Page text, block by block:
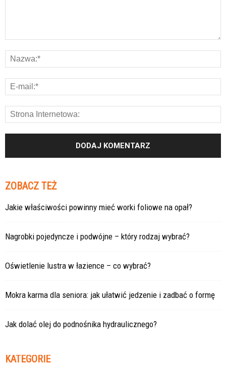
ZOBACZ TEŻ
Jakie właściwości powinny mieć worki foliowe na opał?
Nagrobki pojedyncze i podwójne – który rodzaj wybrać?
Oświetlenie lustra w łazience – co wybrać?
Mokra karma dla seniora: jak ułatwić jedzenie i zadbać o formę
Jak dolać olej do podnośnika hydraulicznego?
KATEGORIE